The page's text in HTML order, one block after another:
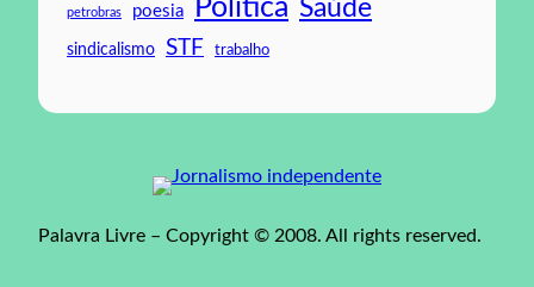
petrobras poesia Política Saúde
sindicalismo STF trabalho
Palavra Livre – Copyright © 2008. All rights reserved.